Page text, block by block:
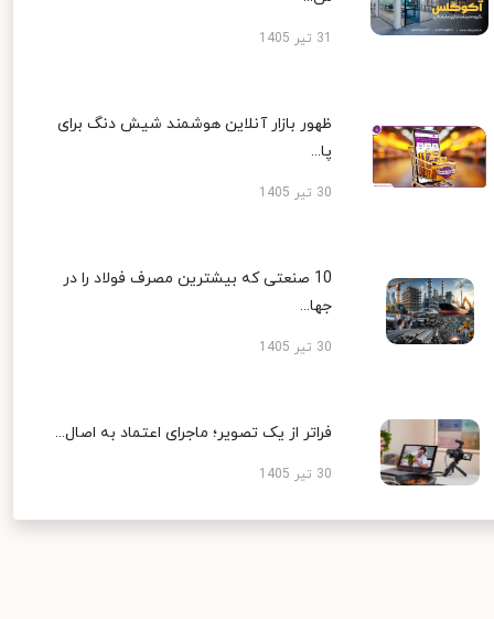
ظهور بازار آنلاین هوشمند شیش دنگ برای
پا...
30 تیر 1405
10 صنعتی که بیشترین مصرف فولاد را در
جها...
30 تیر 1405
فراتر از یک تصویر؛ ماجرای اعتماد به اصال...
30 تیر 1405